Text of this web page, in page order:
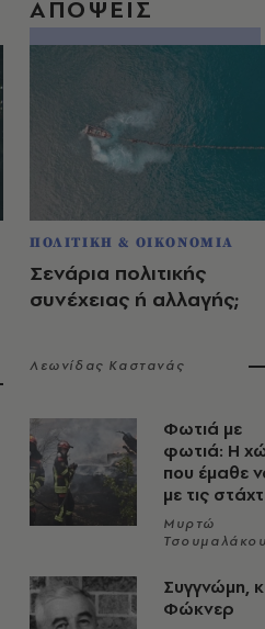
ΑΠΟΨΕΙΣ
ΠΟΛΙΤΙΚΗ & ΟΙΚΟΝΟΜΙΑ
Σενάρια πολιτικής
συνέχειας ή αλλαγής;
Λεωνίδας Καστανάς
Φωτιά με
φωτιά: Η
που έμαθε
με τις
Μυρτώ
Τσουμαλάκου
Συγγνώμη,
Φώκνερ